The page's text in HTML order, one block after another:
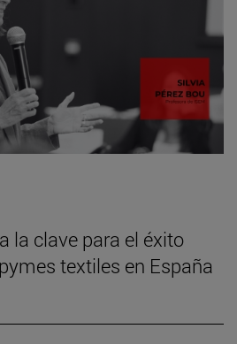
la clave para el éxito
textiles en España